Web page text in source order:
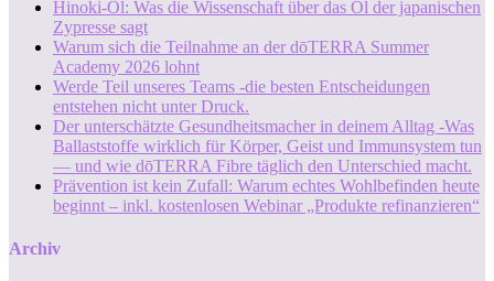
Hinoki-Öl: Was die Wissenschaft über das Öl der japanischen
Zypresse sagt
Warum sich die Teilnahme an der dōTERRA Summer
Academy 2026 lohnt
Werde Teil unseres Teams -die besten Entscheidungen
entstehen nicht unter Druck.
Der unterschätzte Gesundheitsmacher in deinem Alltag -Was
Ballaststoffe wirklich für Körper, Geist und Immunsystem tun
— und wie dōTERRA Fibre täglich den Unterschied macht.
Prävention ist kein Zufall: Warum echtes Wohlbefinden heute
beginnt – inkl. kostenlosen Webinar „Produkte refinanzieren“
Archiv